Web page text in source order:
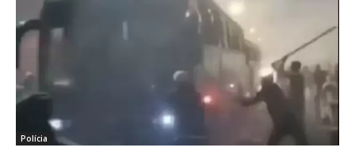
Polícia